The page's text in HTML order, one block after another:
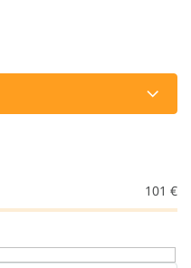
101 €